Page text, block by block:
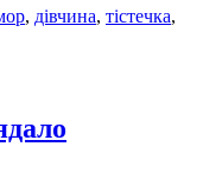
, дівчина, тістечка,